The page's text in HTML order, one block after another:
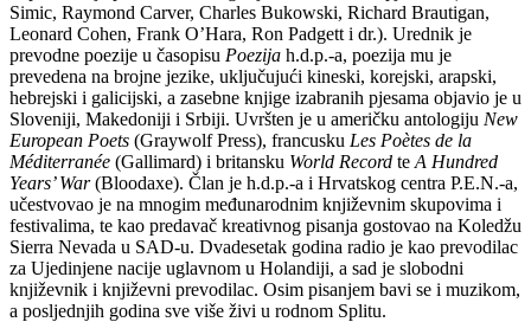
Simic, Raymond Carver, Charles Bukowski, Richard Brautigan,
Leonard Cohen, Frank O’Hara, Ron Padgett i dr.). Urednik je
prevodne poezije u časopisu Poezija h.d.p.-a, poezija mu je
prevedena na brojne jezike, uključujući kineski, korejski, arapski,
hebrejski i galicijski, a zasebne knjige izabranih pjesama objavio je u
Sloveniji, Makedoniji i Srbiji. Uvršten je u američku antologiju New
European Poets (Graywolf Press), francusku Les Poètes de la
Méditerranée (Gallimard) i britansku World Record te A Hundred
Years’ War(Bloodaxe). Član je h.d.p.-a i Hrvatskog centra P.E.N.-a,
učestvovao je na mnogim međunarodnim književnim skupovima i
festivalima, te kao predavač kreativnog pisanja gostovao na Koledžu
Sierra Nevada u SAD-u. Dvadesetak godina radio je kao prevodilac
za Ujedinjene nacije uglavnom u Holandiji, a sad je slobodni
književnik i književni prevodilac. Osim pisanjem bavi se i muzikom,
a posljednjih godina sve više živi u rodnom Splitu.